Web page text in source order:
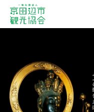
グルメ
ショッピング